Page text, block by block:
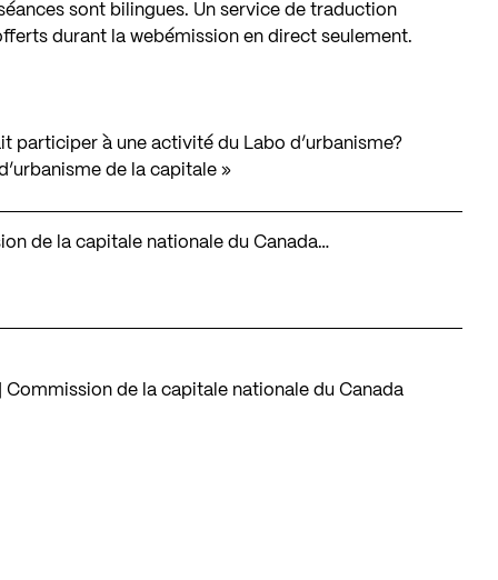
sont bilingues. Un service de traduction
durant la webémission en direct seulement.
participer à une activité du Labo d’urbanisme?
de la capitale »
de la capitale nationale du Canada…
de la capitale nationale du Canada